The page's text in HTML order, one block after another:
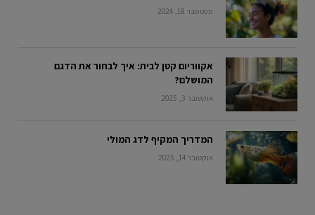
ספטמבר 18, 2024
אקווריום קטן לבית: איך לבחור את הדגם
המושלם?
אוקטובר 3, 2025
המדריך המקיף לדג המולי
אוקטובר 14, 2025